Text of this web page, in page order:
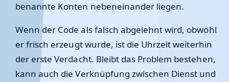
benannte Konten nebeneinander liegen.
Wenn der Code als falsch abgelehnt wird, obwohl
er frisch erzeugt wurde, ist die Uhrzeit weiterhin
der erste Verdacht. Bleibt das Problem bestehen,
kann auch die Verknüpfung zwischen Dienst und